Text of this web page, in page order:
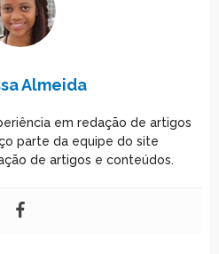
Almeida
em redação de artigos
parte da equipe do site
de artigos e conteúdos.